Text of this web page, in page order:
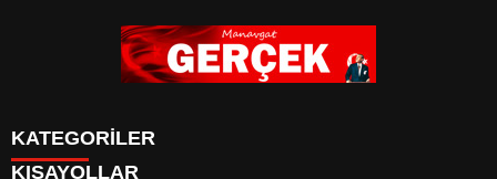
KATEGORİLER
KISAYOLLAR